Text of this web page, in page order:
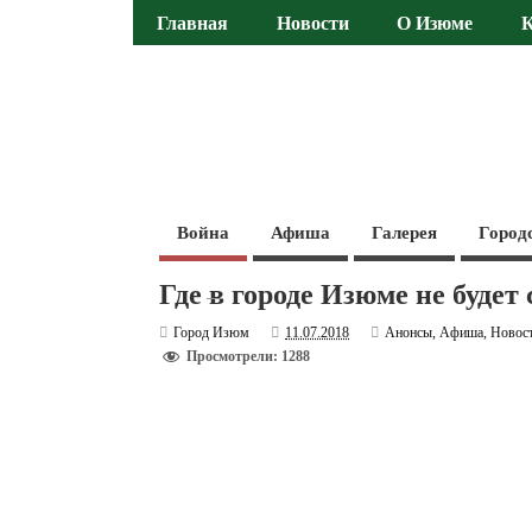
Главная Новости О Изюме
Война Афиша Галерея
Где в городе Изюме не будет
Город Изюм 11.07.2018 Анонсы,Афиша,
Просмотрели: 1288